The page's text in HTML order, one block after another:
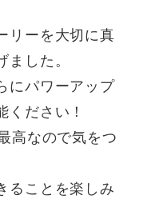
リーを大切に真
した。
にパワーアップ
ください！
高なので気をつ
ることを楽しみ